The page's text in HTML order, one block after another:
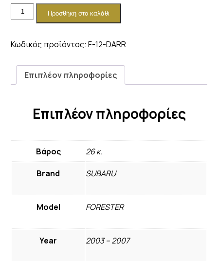
DAMPER
SUBARU
FORESTER
ποσότητα
Προσθήκη στο καλάθι
Κωδικός προϊόντος: F-12-DARR
Επιπλέον πληροφορίες
Επιπλέον πληροφορίες
Βάρος 26 κ.
Brand SUBARU
Model FORESTER
Year 2003 – 2007